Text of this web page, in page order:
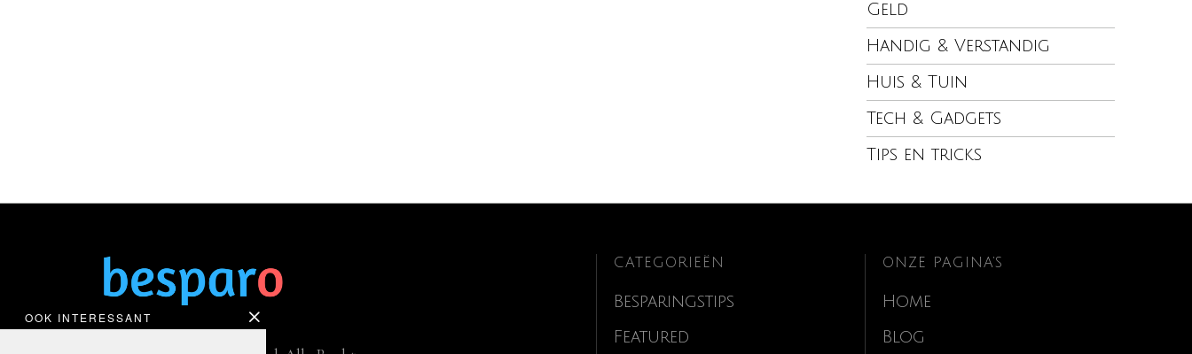
Geld
Handig & Verstandig
Huis & Tuin
Tech & Gadgets
Tips en tricks
OOK INTERESSANT
CATEGORIEËN
Besparingstips
Featured
ONZE PAGINA’S
Home
Blog